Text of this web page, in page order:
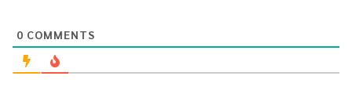
0
0 COMMENTS